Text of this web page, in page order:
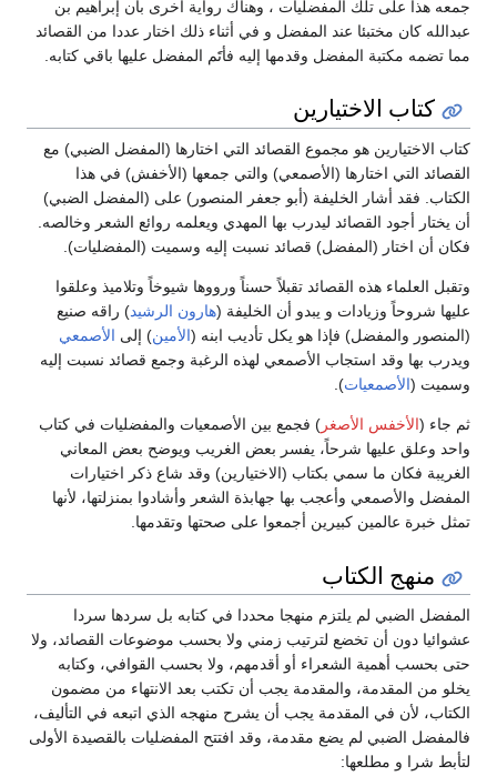
جمعه هذا على تلك المفضليات ، وهناك رواية أخرى بأن إبراهيم بن
عبدالله كان مختبئا عند المفضل و في أثناء ذلك اختار عددا من القصائد
مما تضمه مكتبة المفضل وقدمها إليه فأتََم المفضل عليها باقي كتابه.
كتاب الاختيارين
كتاب الاختيارين هو مجموع القصائد التي اختارها (المفضل الضبي) مع
القصائد التي اختارها (الأصمعي) والتي جمعها (الأخفش) في هذا
الكتاب. فقد أشار الخليفة (أبو جعفر المنصور) على (المفضل الضبي)
أن يختار أجود القصائد ليدرب بها المهدي ويعلمه روائع الشعر وخالصه.
فكان أن اختار (المفضل) قصائد نسبت إليه وسميت (المفضليات).
وتقبل العلماء هذه القصائد تقبلاً حسناً ورووها شيوخاً وتلاميذ وعلقوا
عليها شروحاً وزيادات و يبدو أن الخليفة (هارون الرشيد) راقه صنيع
(المنصور والمفضل) فإذا هو يكل تأديب ابنه (الأمين) إلى الأصمعي
ويدرب بها وقد استجاب الأصمعي لهذه الرغبة وجمع قصائد نسبت إليه
وسميت (الأصمعيات).
ثم جاء (الأخفس الأصغر ) فجمع بين الأصمعيات والمفضليات في كتاب
واحد وعلق عليها شرحاً، يفسر بعض الغريب ويوضح بعض المعاني
الغريبة فكان ما سمي بكتاب (الاختيارين) وقد شاع ذكر اختيارات
المفضل والأصمعي وأعجب بها جهابذة الشعر وأشادوا بمنزلتها، لأنها
تمثل خبرة عالمين كبيرين أجمعوا على صحتها وتقدمها.
منهج الكتاب
المفضل الضبي لم يلتزم منهجا محددا في كتابه بل سردها سردا
عشوائيا دون أن تخضع لترتيب زمني ولا بحسب موضوعات القصائد، ولا
حتى بحسب أهمية الشعراء أو أقدمهم، ولا بحسب القوافي، وكتابه
يخلو من المقدمة، والمقدمة يجب أن تكتب بعد الانتهاء من مضمون
الكتاب، لأن في المقدمة يجب أن يشرح منهجه الذي اتبعه في التأليف،
فالمفضل الضبي لم يضع مقدمة، وقد افتتح المفضليات بالقصيدة الأولى
لتأبط شرا و مطلعها: